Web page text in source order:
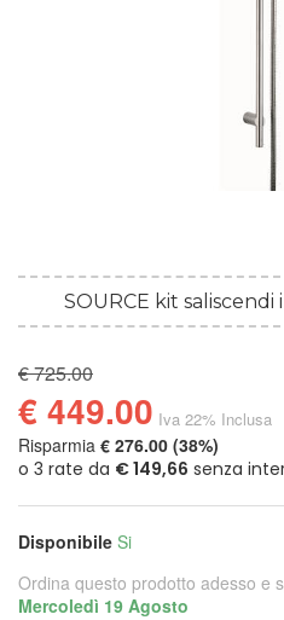
SOURCE kit saliscendi
€ 725.00
€ 449.00 Iva 22% Inclusa
Risparmia € 276.00 (38%)
Disponibile Si
Ordina questo prodotto adesso e
Mercoledì 19 Agosto